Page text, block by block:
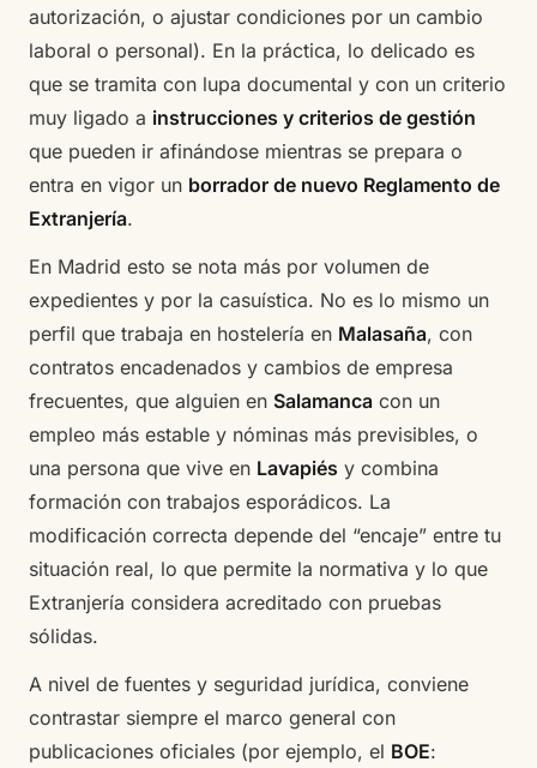
autorización, o ajustar condiciones por un cambio
laboral o personal). En la práctica, lo delicado es
que se tramita con lupa documental y con un criterio
muy ligado a instrucciones y criterios de gestión
que pueden ir afinándose mientras se prepara o
entra en vigor un borrador de nuevo Reglamento de
Extranjería.
En Madrid esto se nota más por volumen de
expedientes y por la casuística. No es lo mismo un
perfil que trabaja en hostelería en Malasaña, con
contratos encadenados y cambios de empresa
frecuentes, que alguien en Salamanca con un
empleo más estable y nóminas más previsibles, o
una persona que vive en Lavapiés y combina
formación con trabajos esporádicos. La
modificación correcta depende del “encaje” entre tu
situación real, lo que permite la normativa y lo que
Extranjería considera acreditado con pruebas
sólidas.
A nivel de fuentes y seguridad jurídica, conviene
contrastar siempre el marco general con
publicaciones oficiales (por ejemplo, el BOE: